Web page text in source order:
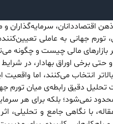
اقتصاددانان، سرمایه‌گذاران
تورم جهانی به عاملی
مالی چیست و چگونه
حتی برخی اوراق بهادار، در
انتخاب می‌کنند، اما
دقیق رابطه‌ی میان تورم
نمی‌شود؛ بلکه برای هر
با نگاهی جامع و تحلیلی،